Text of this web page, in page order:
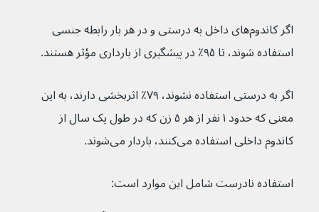
اگر کاندوم‌های داخل به درستی و در هر بار رابطه جنسی
استفاده شوند، تا ۹۵٪ در پیشگیری از بارداری مؤثر هستند.
اگر به درستی استفاده نشوند، ۷۹٪ اثربخشی دارند، به این
معنی که حدود ۱ نفر از هر ۵ زن که در طول یک سال از
کاندوم داخلی استفاده می‌کنند، باردار می‌شوند.
استفاده نادرست شامل این موارد است: